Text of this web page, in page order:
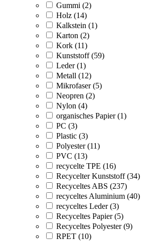
Gummi (2)
Holz (14)
Kalkstein (1)
Karton (2)
Kork (11)
Kunststoff (59)
Leder (1)
Metall (12)
Mikrofaser (5)
Neopren (2)
Nylon (4)
organisches Papier (1)
PC (3)
Plastic (3)
Polyester (11)
PVC (13)
recycelte TPE (16)
Recycelter Kunststoff (34)
Recyceltes ABS (237)
recyceltes Aluminium (40)
recyceltes Leder (3)
Recyceltes Papier (5)
Recyceltes Polyester (9)
RPET (10)